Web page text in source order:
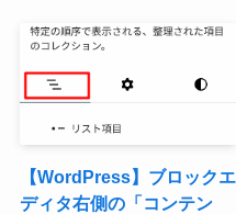
【WordPress】ブロックエ
ディタ右側の「コンテン